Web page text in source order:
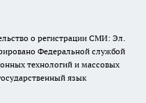
о регистрации СМИ: Эл.
Федеральной службой
технологий и массовых
язык